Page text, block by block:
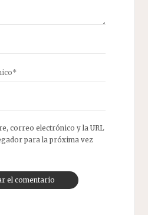
correo electrónico y la URL
para la próxima vez